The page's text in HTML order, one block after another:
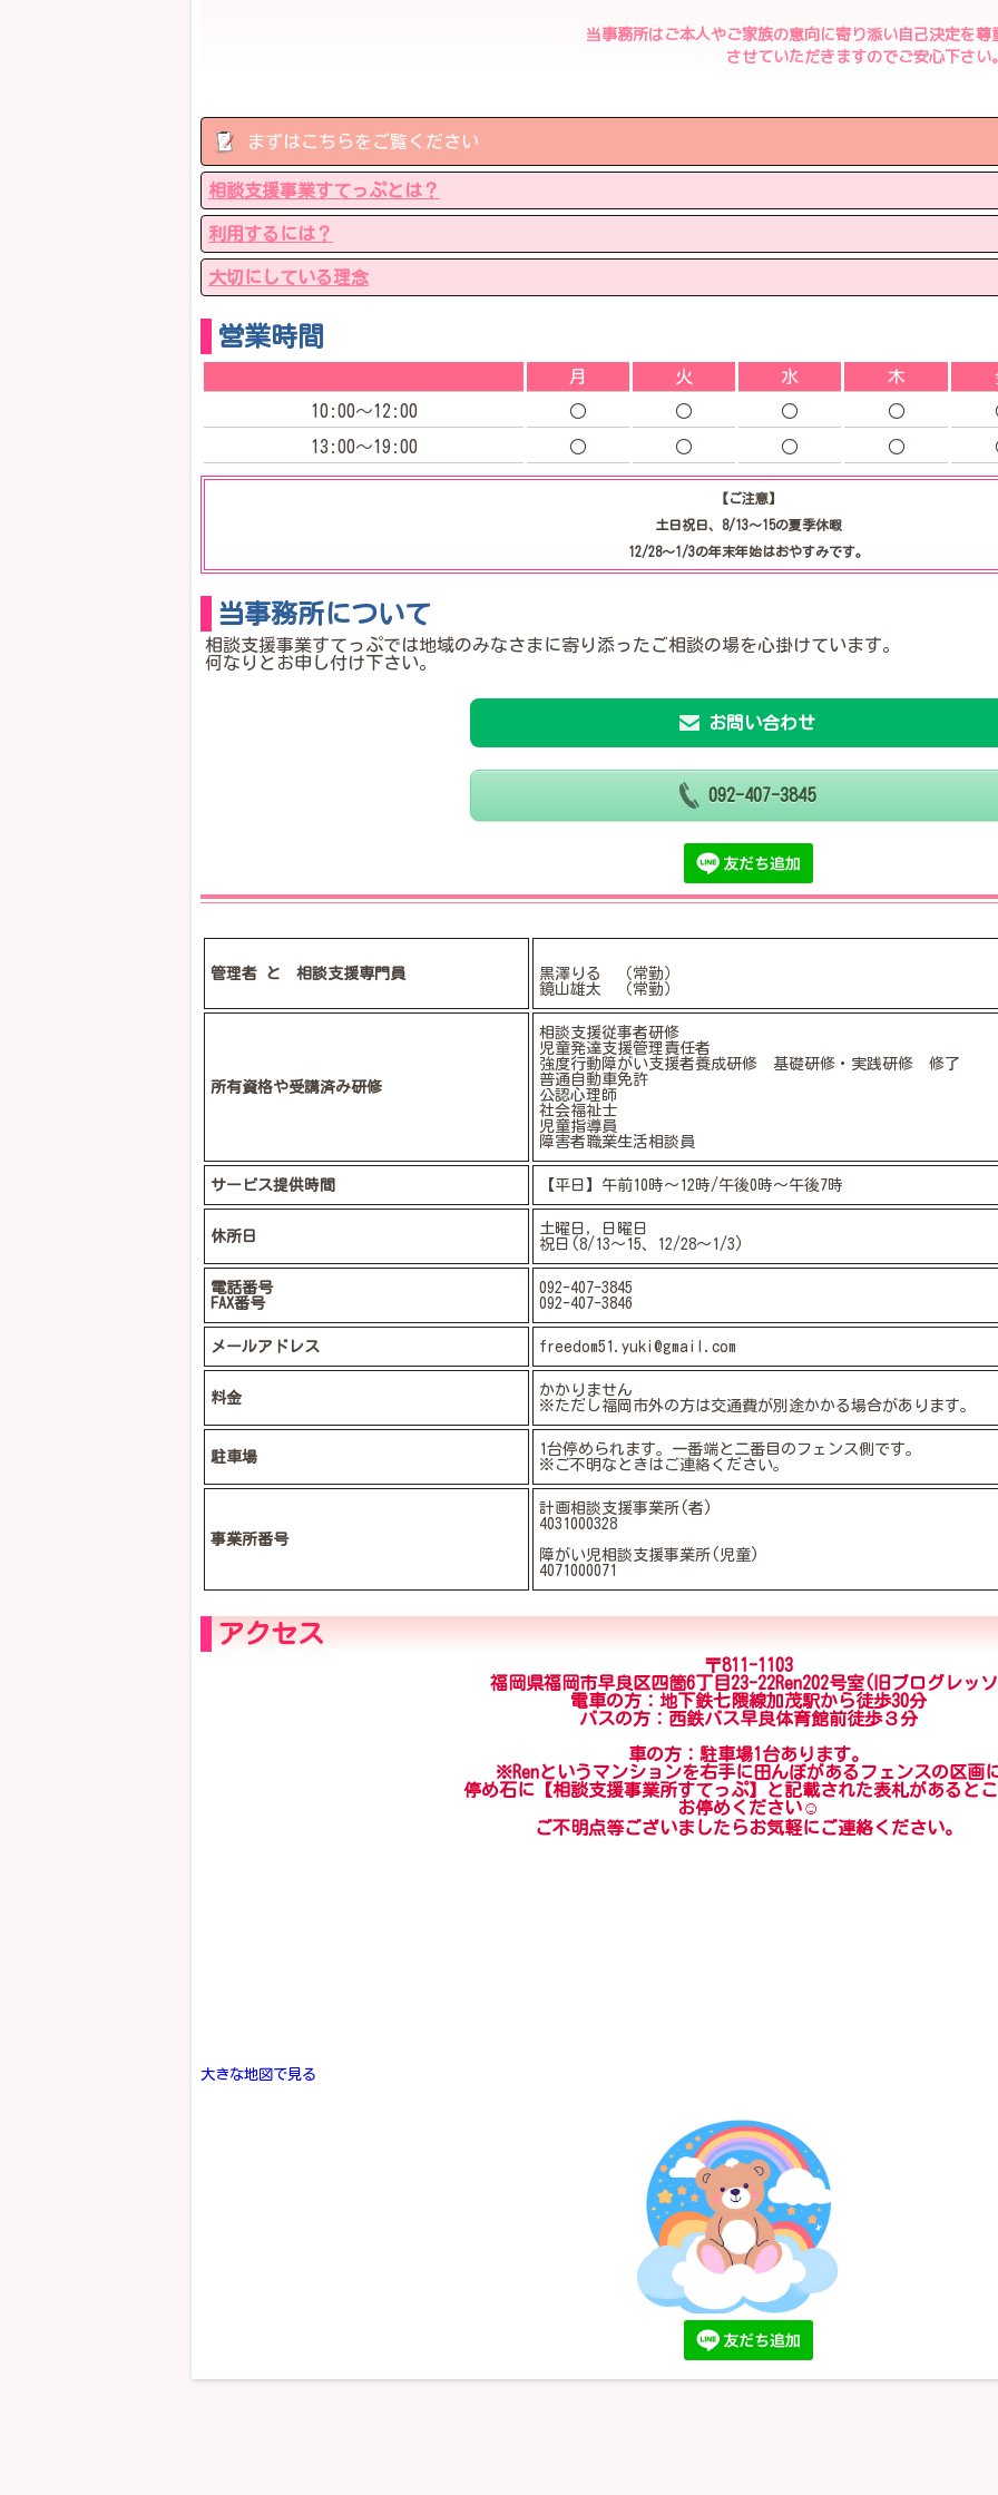
当事務所はご本人やご家族の意向に寄り添い自己決定を尊
させていただきますのでご安心下さい。
まずはこちらをご覧ください
相談支援事業すてっぷとは？
利用するには？
大切にしている理念
営業時間
月 火 水 木
10:00～12:00
○ ○ ○ ○
13:00～19:00
○ ○ ○ ○
【ご注意】
土日祝日、8/13〜15の夏季休暇
12/28〜1/3の年末年始はおやすみです。
当事務所について
相談支援事業すてっぷでは地域のみなさまに寄り添ったご相談の場を心掛けています。
何なりとお申し付け下さい。
お問い合わせ
092-407-3845
管理者 と 相談支援専門員
黒澤りる （常勤）
鏡山雄太 （常勤）
所有資格や受講済み研修
相談支援従事者研修
児童発達支援管理責任者
強度行動障がい支援者養成研修 基礎研修・実践研修 修了
普通自動車免許
公認心理師
社会福祉士
児童指導員
障害者職業生活相談員
サービス提供時間 【平日】午前10時～12時/午後0時～午後7時
休所日
土曜日，日曜日
祝日(8/13～15、12/28～1/3)
電話番号
FAX番号
092-407-3845
092-407-3846
メールアドレス freedom51.yuki@gmail.com
料金
かかりません
※ただし福岡市外の方は交通費が別途かかる場合があります。
駐車場
1台停められます。一番端と二番目のフェンス側です。
※ご不明なときはご連絡ください。
事業所番号
計画相談支援事業所(者)
4031000328
障がい児相談支援事業所(児童)
4071000071
アクセス
〒811-1103
福岡県福岡市早良区四箇6丁目23-22Ren202号室(旧ブログレッ
電車の方：地下鉄七隈線加茂駅から徒歩30分
バスの方：西鉄バス早良体育館前徒歩３分
車の方：駐車場1台あります。
※Renというマンションを右手に田んぼがあるフェンスの区画
停め石に【相談支援事業所すてっぷ】と記載された表札があると
お停めください☺
ご不明点等ございましたらお気軽にご連絡ください。
大きな地図で見る